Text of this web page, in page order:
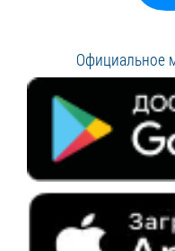
Официальное